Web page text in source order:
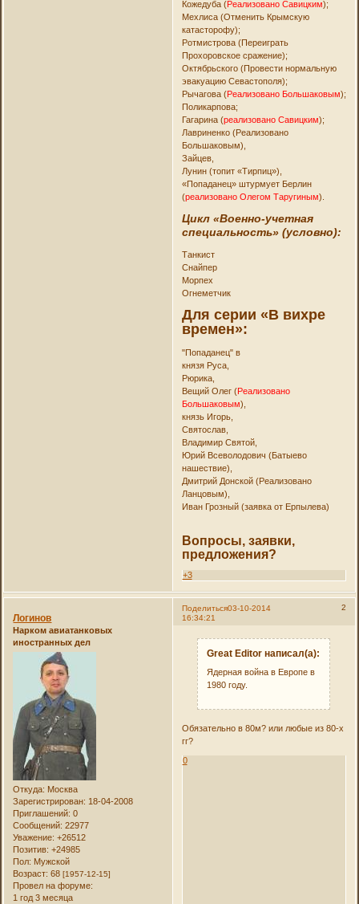
Кожедуба (Реализовано Савицким);
Мехлиса (Отменить Крымскую
катасторофу);
Ротмистрова (Переиграть
Прохоровское сражение);
Октябрьского (Провести нормальную
эвакуацию Севастополя);
Рычагова (Реализовано Большаковым);
Поликарпова;
Гагарина (реализовано Савицким);
Лавриненко (Реализовано
Большаковым),
Зайцев,
Лунин (топит «Тирпиц»),
«Попаданец» штурмует Берлин
(реализовано Олегом Таругиным).
Цикл «Военно-учетная
специальность» (условно):
Танкист
Снайпер
Морпех
Огнеметчик
Для серии «В вихре
времен»:
"Попаданец" в
князя Руса,
Рюрика,
Вещий Олег (Реализовано
Большаковым),
князь Игорь,
Святослав,
Владимир Святой,
Юрий Всеволодович (Батыево
нашествие),
Дмитрий Донской (Реализовано
Ланцовым),
Иван Грозный (заявка от Ерпылева)
Вопросы, заявки,
предложения?
+3
Поделиться 2
03-10-2014
16:34:21
Логинов
Нарком авиатанковых
иностранных дел
Откуда: Москва
Зарегистрирован: 18-04-2008
Приглашений: 0
Сообщений: 22977
Уважение: +26512
Позитив: +24985
Пол: Мужской
Возраст: 68[1957-12-15]
Провел на форуме:
1 год 3 месяца
Great Editor написал(а):
Ядерная война в Европе в
1980 году.
Обязательно в 80м? или любые из 80-х
гг?
0